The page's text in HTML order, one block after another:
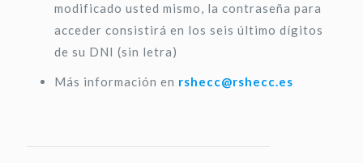
modificado usted mismo, la contraseña para
acceder consistirá en los seis último dígitos
de su DNI (sin letra)
Más información en rshecc@rshecc.es